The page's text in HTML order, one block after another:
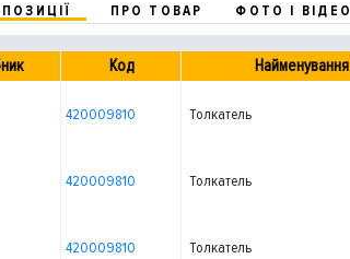
ПРО ТОВАР ФОТО І ВІДЕО
Код Найменування
420009810 Толкатель
420009810 Толкатель
420009810 Толкатель